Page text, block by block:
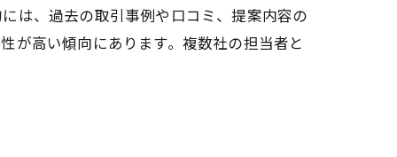
は、過去の取引事例や口コミ、提案内容の
が高い傾向にあります。複数社の担当者と